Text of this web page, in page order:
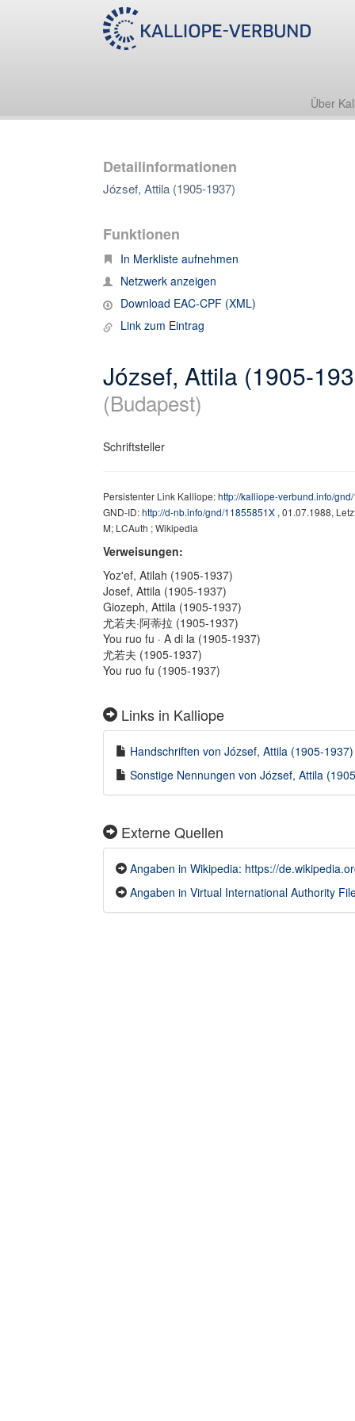
Über
Detailinformationen
József, Attila (1905-1937)
Funktionen
In Merkliste aufnehmen
Netzwerk anzeigen
Download EAC-CPF (XML)
Link zum Eintrag
József, Attila (1905-
(Budapest)
Schriftsteller
Persistenter Link Kalliope:http://kalliope-verbund.info/
GND-ID:http://d-nb.info/gnd/11855851X , 01.07.1988,
M; LCAuth ; Wikipedia
Verweisungen:
Yozʹef, Atilah (1905-1937)
Josef, Attila (1905-1937)
Giozeph, Attila (1905-1937)
尤若夫·阿蒂拉 (1905-1937)
You ruo fu · A di la (1905-1937)
尤若夫 (1905-1937)
You ruo fu (1905-1937)
Links in Kalliope
Handschriften von József, Attila (1905-
Sonstige Nennungen von József, Attila
Externe Quellen
Angaben in Wikipedia: https://
Angaben in Virtual International Authority